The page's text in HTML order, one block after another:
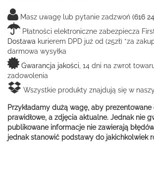
Masz uwagę lub pytanie zadzwoń (616
Płatności elektroniczne zabezpiecza
Dostawa kurierem DPD już od (25zł) *za
darmowa wysyłka
Gwarancja jakości, 14 dni na zwrot
zadowolenia
Wszystkie produkty znajdują się w
Przykładamy dużą wagę, aby prezentowane
prawidłowe, a zdjęcia aktualne. Jednak nie
publikowane informacje nie zawierają
jednak stanowić podstawy do jakichkolwiek